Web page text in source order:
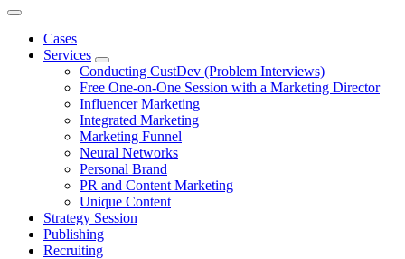
Cases
Services
Conducting CustDev (Problem Interviews)
Free One-on-One Session with a Marketing Director
Influencer Marketing
Integrated Marketing
Marketing Funnel
Neural Networks
Personal Brand
PR and Content Marketing
Unique Content
Strategy Session
Publishing
Recruiting